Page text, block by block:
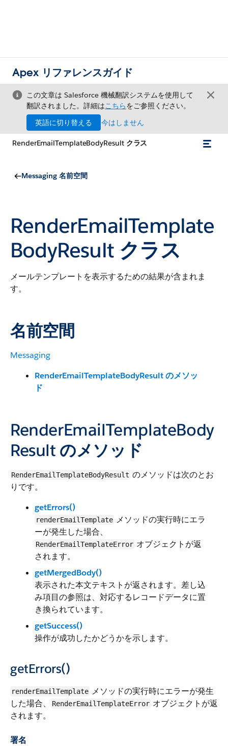
Apex リファレンスガイド
この文章は Salesforce 機械翻訳システムを使用して
翻訳されました。詳細はこちらをご参照ください。
英語に切り替える
今はしません
RenderEmailTemplateBodyResult クラス
Messaging 名前空間
RenderEmailTemplate
BodyResult クラス
メールテンプレートを表示するための結果が含まれま
す。
名前空間
Messaging
RenderEmailTemplateBodyResult のメソッ
ド
RenderEmailTemplateBody
Result のメソッド
RenderEmailTemplateBodyResult のメソッドは次のとお
りです。
getErrors()
renderEmailTemplate メソッドの実行時にエラ
ーが発生した場合、
RenderEmailTemplateError オブジェクトが返
されます。
getMergedBody()
表示された本文テキストが返されます。差し込
み項目の参照は、対応するレコードデータに置
き換られています。
getSuccess()
操作が成功したかどうかを示します。
getErrors()
renderEmailTemplate メソッドの実行時にエラーが発生
した場合、
RenderEmailTemplateError オブジェクトが返
されます。
署名